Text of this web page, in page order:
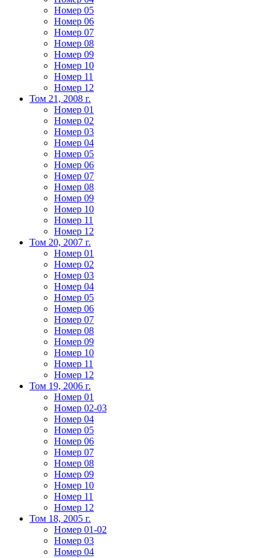
Номер 05
Номер 06
Номер 07
Номер 08
Номер 09
Номер 10
Номер 11
Номер 12
Том 21, 2008 г.
Номер 01
Номер 02
Номер 03
Номер 04
Номер 05
Номер 06
Номер 07
Номер 08
Номер 09
Номер 10
Номер 11
Номер 12
Том 20, 2007 г.
Номер 01
Номер 02
Номер 03
Номер 04
Номер 05
Номер 06
Номер 07
Номер 08
Номер 09
Номер 10
Номер 11
Номер 12
Том 19, 2006 г.
Номер 01
Номер 02-03
Номер 04
Номер 05
Номер 06
Номер 07
Номер 08
Номер 09
Номер 10
Номер 11
Номер 12
Том 18, 2005 г.
Номер 01-02
Номер 03
Номер 04